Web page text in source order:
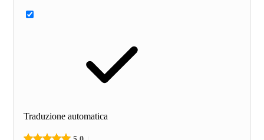
Traduzione automatica